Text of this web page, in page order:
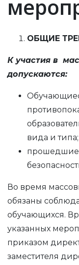
ОБЩИЕ
К участия в
допускаются:
вида и типа;
прошедшие
Во время
обязаны
обучающихся.
указанных
приказом
заместителя